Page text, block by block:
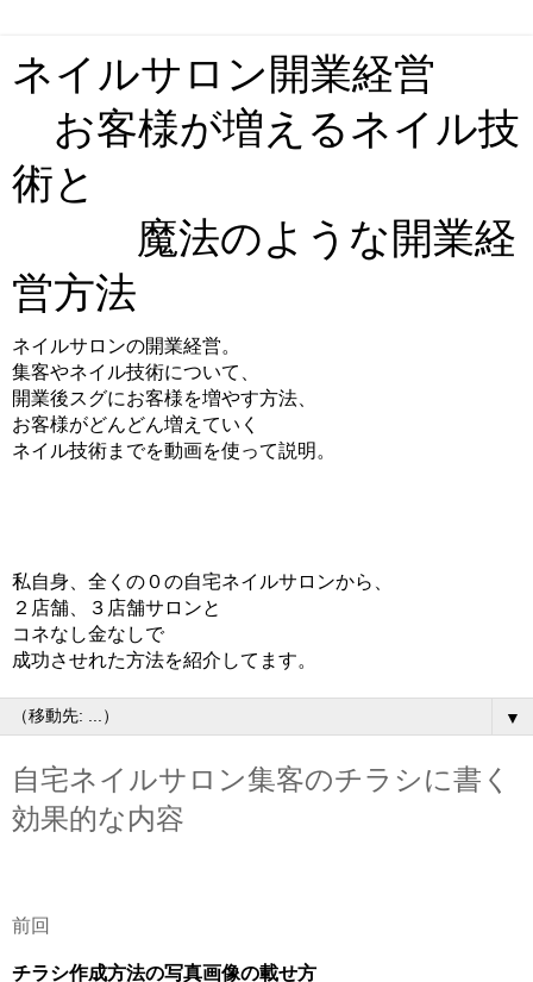
ネイルサロン開業経営
お客様が増えるネイル技
術と
魔法のような開業経
営方法
ネイルサロンの開業経営。
集客やネイル技術について、
開業後スグにお客様を増やす方法、
お客様がどんどん増えていく
ネイル技術までを動画を使って説明。
私自身、全くの０の自宅ネイルサロンから、
２店舗、３店舗サロンと
コネなし金なしで
成功させれた方法を紹介してます。
▼
自宅ネイルサロン集客のチラシに書く
効果的な内容
前回
チラシ作成方法の写真画像の載せ方